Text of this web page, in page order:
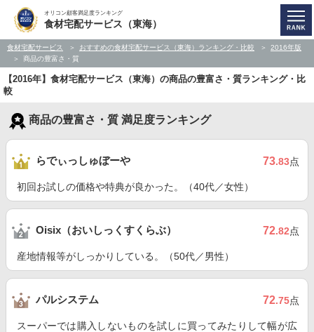
オリコン顧客満足度ランキング
食材宅配サービス（東海）
食材宅配サービス おすすめの食材宅配サービス（東海）ランキング・比較
2016年版
商品の豊富さ・質
【2016年】食材宅配サービス（東海）の商品の豊富さ・質ランキング・比
較
商品の豊富さ・質 満足度ランキング
らでぃっしゅぼーや 73.83点
初回お試しの価格や特典が良かった。（40代／女性）
Oisix（おいしっくすくらぶ） 72.82点
産地情報等がしっかりしている。（50代／男性）
パルシステム 72.75点
スーパーでは購入しないものを試しに買ってみたりして幅が広